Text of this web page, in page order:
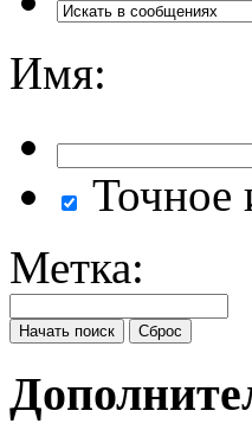
Имя:
Точное
Метка: